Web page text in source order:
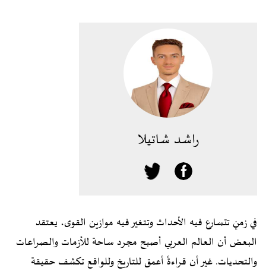
راشد شاتيلا
في زمنٍ تتسارع فيه الأحداث وتتغير فيه موازين القوى، يعتقد
البعض أن العالم العربي أصبح مجرد ساحة للأزمات والصراعات
والتحديات. غير أن قراءةً أعمق للتاريخ وللواقع تكشف حقيقة